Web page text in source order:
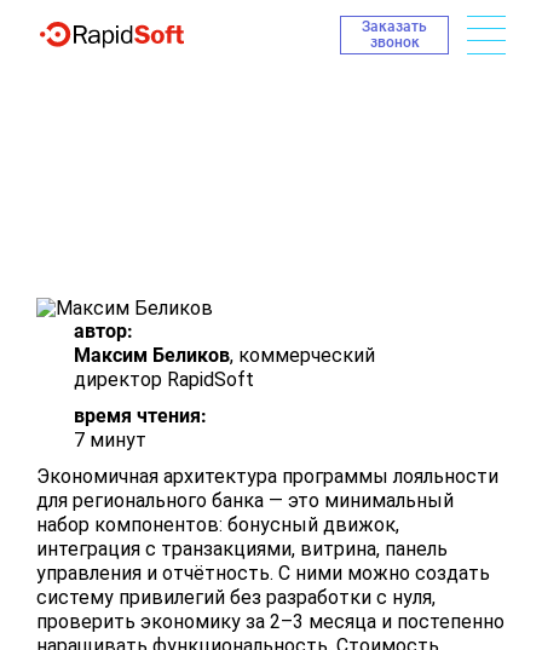
Заказать
звонок
автор:
Максим Беликов, коммерческий
директор RapidSoft
время чтения:
7 минут
Экономичная архитектура программы лояльности
для регионального банка — это минимальный
набор компонентов: бонусный движок,
интеграция с транзакциями, витрина, панель
управления и отчётность. С ними можно создать
систему привилегий без разработки с нуля,
проверить экономику за 2–3 месяца и постепенно